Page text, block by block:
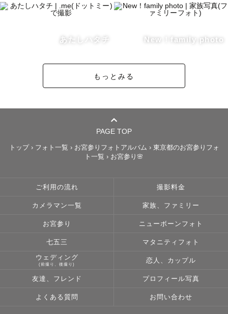
I have been to Canada to study English and work
So please rest assured that I can communicate in
I'm looking forward to meeting you.
﹋﹋﹋﹋﹋﹋﹋﹋﹋﹋﹋﹋﹋﹋
はじめまして！
関東を中心に活動している “まるめも” です🕊️
関西でのご依頼も承れることもございますので、お気軽に
あたしハタチ New！family photo
もっとみる
PAGE TOP
トップ› フォト一覧 › お宮参りフォトアルバム › 東京都のお宮参りフォ
ト一覧 › お宮参り🌸
ご利用の流れ 撮影料金
カメラマン一覧 家族、ファミリー
お宮参り ニューボーンフォト
七五三 マタニティフォト
ウェディング
(前撮り、後撮り)
恋人、カップル
友達、フレンド プロフィール写真
よくある質問 お問い合わせ